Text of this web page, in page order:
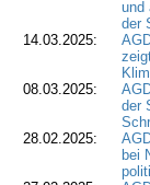
und
der
14.03.2025:
08.03.2025:
der
28.02.2025:
bei